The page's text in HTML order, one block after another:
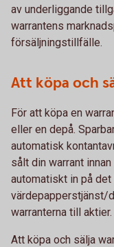
av underliggande
warrantens
försäljningstillfälle.
Att köpa och
För att köpa en
eller en depå.
automatisk
sålt din warrant
automatiskt in på
värdepapperstjänst/
warranterna till aktier.
Att köpa och sälja